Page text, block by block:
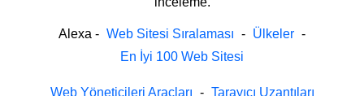
Alexa - Web Sitesi Sıralaması - Ülkeler -
En İyi 100 Web Sitesi
Web Yöneticileri Araçları - Tarayıcı Uzantıları